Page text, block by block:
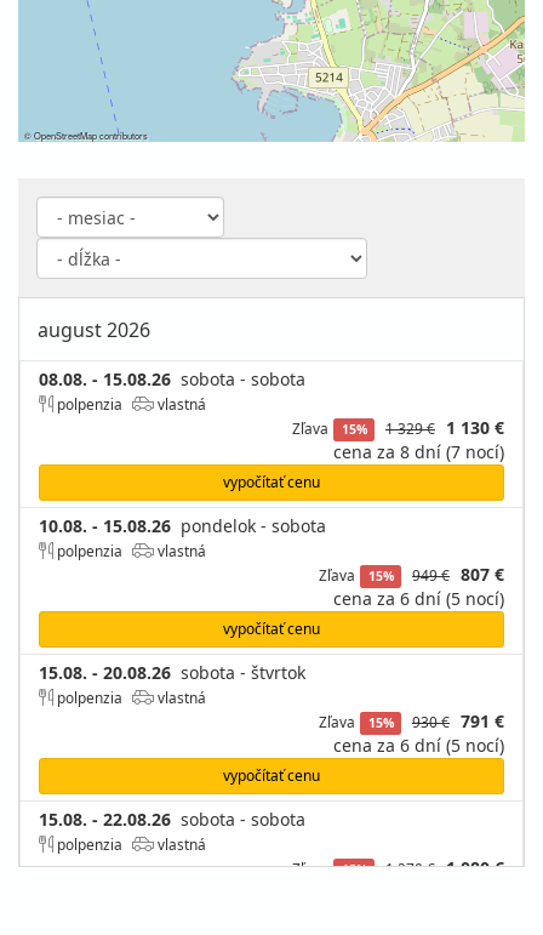
©OpenStreetMapcontributors
august 2026
08.08. - 15.08.26 sobota - sobota
polpenzia
vlastná
Zľava
15% 1 329 €
1 130 €
cena za 8 dní (7 nocí)
vypočítať cenu
10.08. - 15.08.26 pondelok - sobota
polpenzia
vlastná
Zľava
15% 949 € 807 €
cena za 6 dní (5 nocí)
vypočítať cenu
15.08. - 20.08.26 sobota - štvrtok
polpenzia
vlastná
Zľava
15% 930 € 791 €
cena za 6 dní (5 nocí)
vypočítať cenu
15.08. - 22.08.26 sobota - sobota
polpenzia
vlastná
Zľava
15% 1 270 € 1 080 €